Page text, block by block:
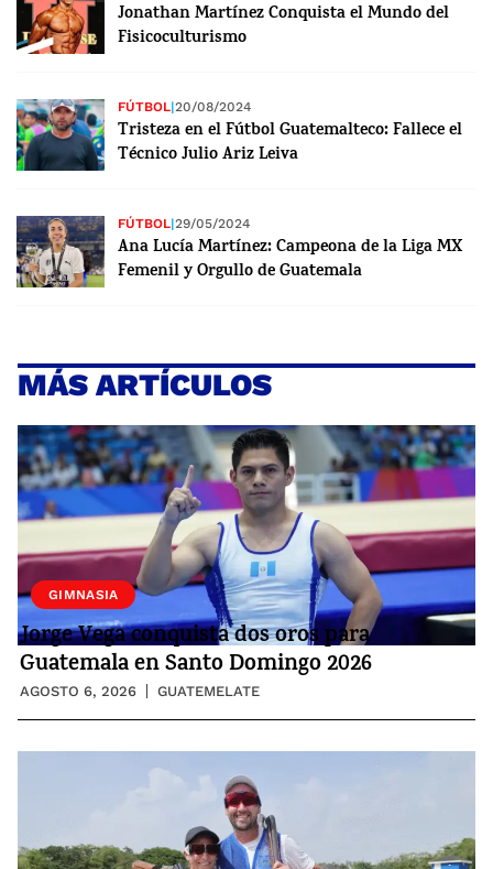
Jonathan Martínez Conquista el Mundo del
Fisicoculturismo
FÚTBOL|20/08/2024
Tristeza en el Fútbol Guatemalteco: Fallece el
Técnico Julio Ariz Leiva
FÚTBOL|29/05/2024
Ana Lucía Martínez: Campeona de la Liga MX
Femenil y Orgullo de Guatemala
MÁS ARTÍCULOS
GIMNASIA
Jorge Vega conquista dos oros para
Guatemala en Santo Domingo 2026
AGOSTO 6, 2026 GUATEMELATE